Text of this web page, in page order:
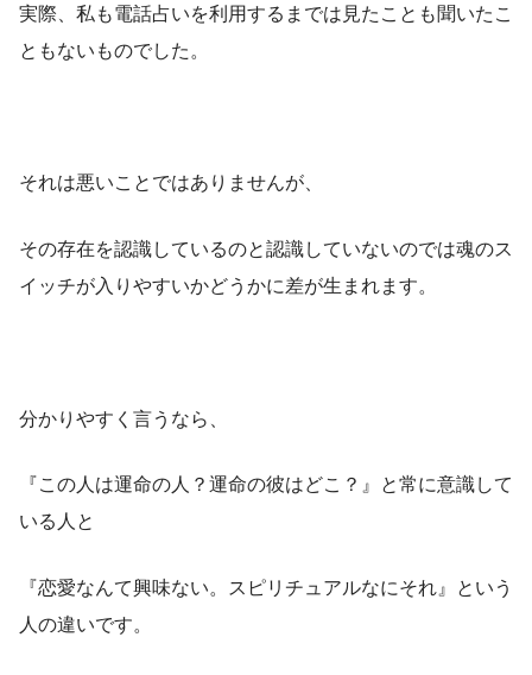
実際、私も電話占いを利用するまでは見たことも聞いたこ
ともないものでした。
それは悪いことではありませんが、
その存在を認識しているのと認識していないのでは魂のス
イッチが入りやすいかどうかに差が生まれます。
分かりやすく言うなら、
『この人は運命の人？運命の彼はどこ？』と常に意識して
いる人と
『恋愛なんて興味ない。スピリチュアルなにそれ』という
人の違いです。